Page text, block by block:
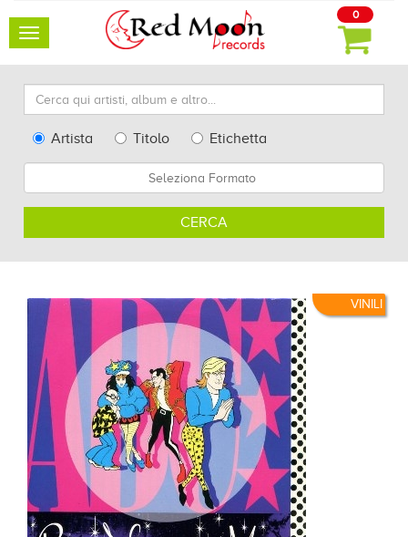
Toggle
0
Cerca
qui
artisti,
altro...
TypeArtista Titolo
Etichetta
CERCA
VINILI